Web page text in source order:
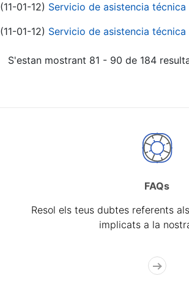
(11-01-12) Servicio de asistencia
(11-01-12) Servicio de asistencia
S'estan mostrant 81 - 90 de 184
FAQs
Resol els teus dubtes referents
implicats a la